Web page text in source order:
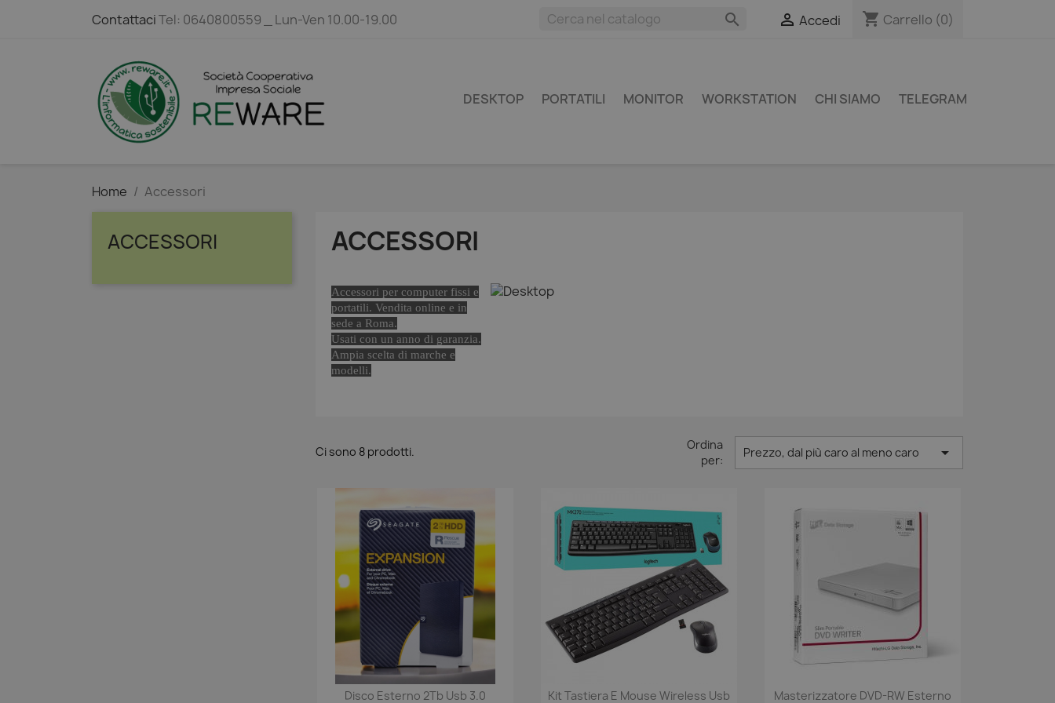
ContattaciTel: 0640800559 _ Lun-Ven 10.00-19.00   Accedi shopping_cart Carrello (0)
DESKTOP PORTATILI MONITOR WORKSTATION CHI SIAMO TELEGRAM
Home Accessori
ACCESSORI ACCESSORI
Accessori per computer fissi e
portatili. Vendita online e in
sede a Roma.
Usati con un anno di garanzia.
Ampia scelta di marche e
modelli.
Ci sono 8 prodotti.
Ordina
per:
Prezzo, dal più caro al meno caro 
Disco Esterno 2Tb Usb 3.0
Kit Tastiera E Mouse Wireless Usb
Masterizzatore DVD-RW Esterno